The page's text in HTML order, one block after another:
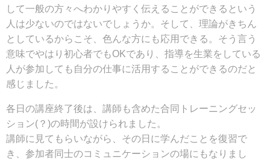
して一般の方々へわかりやすく伝えることができるという
人は少ないのではないでしょうか。そして、理論がきちん
としているからこそ、色んな方にも応用できる。そう言う
意味でやはり初心者でもOKであり、指導を生業をしている
人が参加しても自分の仕事に活用することができるのだと
感じました。
各日の講座終了後は、講師も含めた合同トレーニングセッ
ション(？)の時間が設けられました。
講師に見てもらいながら、その日に学んだことを復習で
き、参加者同士のコミュニケーションの場にもなりまし